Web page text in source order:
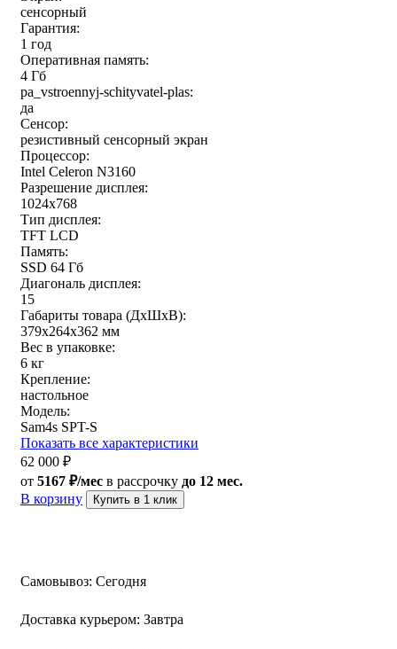
сенсорный
Гарантия:
1 год
Оперативная память:
4 Гб
pa_vstroennyj-schityvatel-plas:
да
Сенсор:
резистивный сенсорный экран
Процессор:
Intel Celeron N3160
Разрешение дисплея:
1024x768
Тип дисплея:
TFT LCD
Память:
SSD 64 Гб
Диагональ дисплея:
15
Габариты товара (ДxШxВ):
379x264x362 мм
Вес в упаковке:
6 кг
Крепление:
настольное
Модель:
Sam4s SPT-S
Показать все характеристики
62 000 ₽
от 5167 ₽/мес в рассрочку до 12 мес.
В корзину
Купить в 1 клик
Самовывоз: Сегодня
Доставка курьером: Завтра